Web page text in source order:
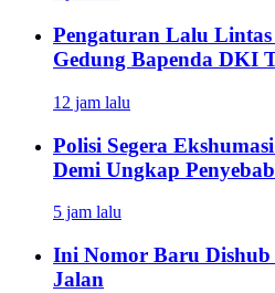
Pengaturan Lalu
Gedung Bapenda DKI
12 jam lalu
Polisi Segera
Demi Ungkap
5 jam lalu
Ini Nomor Baru
Jalan